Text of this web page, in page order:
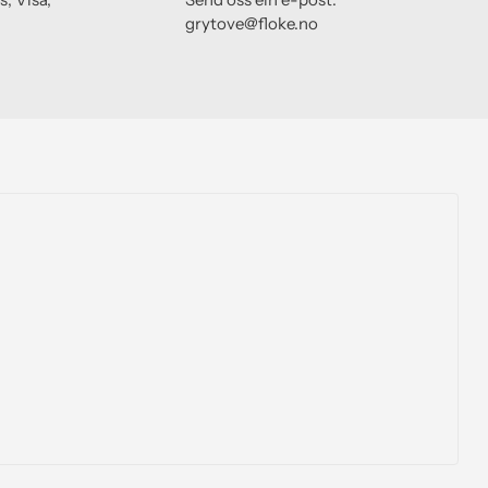
grytove@floke.no